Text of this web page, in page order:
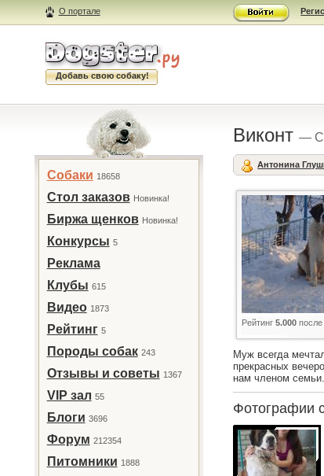
О портале
Добавь свою собаку!
Собаки 18658
Стол заказов Новинка!
Биржа щенков Новинка!
Конкурсы 5
Реклама
Клубы 615
Видео 1873
Рейтинг 5
Породы собак 243
Отзывы и советы 1367
VIP зал 55
Блоги 3696
Форум 212354
Питомники 1888
Виконт—
Антонина
Рейтинг5.000
Муж всегда
прекрасных
нам членом
Фотографии